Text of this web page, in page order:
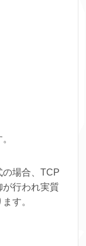
の場合、TCP
が行われ実質
す。